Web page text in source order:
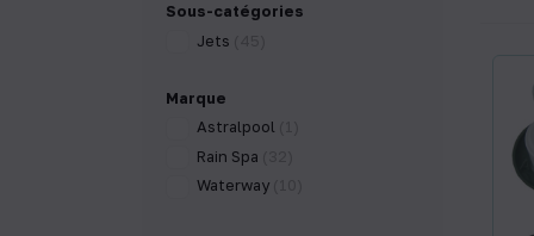
Sous-catégories
Jets
Marque
Astralpool
Rain Spa
Waterway